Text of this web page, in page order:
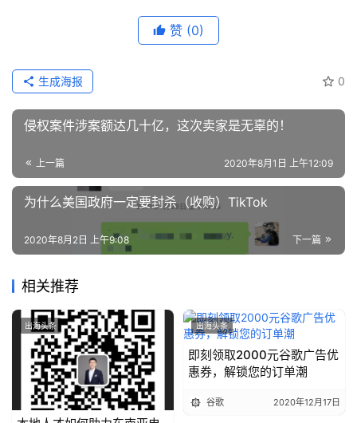
赞 (0)
0
生成海报
侵权案件涉案额达几十亿，这次卖家是无辜的！
上一篇 2020年8月1日 上午12:09
为什么美国政府一定要封杀（收购）TikTok
下一篇
2020年8月2日 上午9:08
相关推荐
出海头条 出海头条
即刻领取2000元谷歌广告优
惠券，解锁您的订单潮
谷歌 2020年12月17日